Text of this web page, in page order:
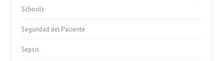
Schools
Seguridad del Paciente
Sepsis